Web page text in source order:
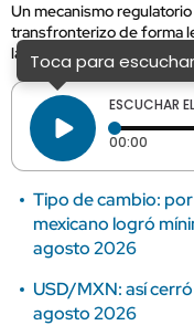
Un mecanismo
transfronterizo de forma
la Unión Americana.
Toca para escuchar
ESCUCHAR
00:00
Tipo de cambio:
mexicano logró
agosto 2026
USD/MXN: así
agosto 2026